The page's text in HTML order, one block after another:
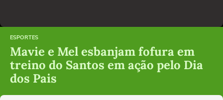
ESPORTES
Mavie e Mel esbanjam fofura em
treino do Santos em ação pelo Dia
dos Pais